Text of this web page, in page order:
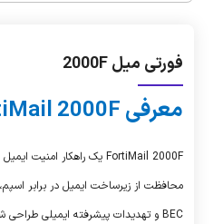
فورتی میل 2000F
معرفی FortiMail 2000F
FortiMail 2000F یک راهکار امنیت ایمیل
محافظت از زیرساخت ایمیل در برابر
BEC و تهدیدات پیشرفته ایمیلی